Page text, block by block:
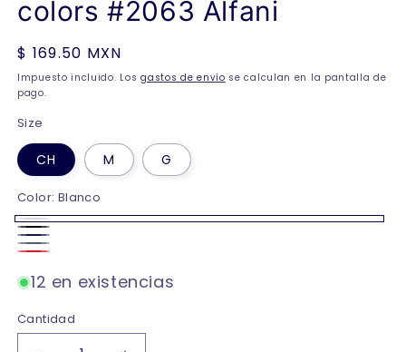
colors #2063 Alfani
Precio
habitual
$ 169.50 MXN
Impuesto incluido. Losgastos de envío se calculan en la pantalla de
pago.
Size
CH M G
Color: Blanco
Blanco
Negro
Marino
Oxford
12 en existencias
Cantidad